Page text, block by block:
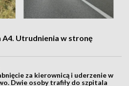
A4. Utrudnienia w stronę
za kierownicą i uderzenie w
Dwie osoby trafiły do szpitala